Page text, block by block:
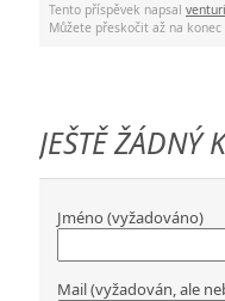
Tento příspěvek napsal venturi
Můžete přeskočit až na
JEŠTĚ ŽÁDNÝ
Jméno (vyžadováno)
Mail (vyžadován, ale